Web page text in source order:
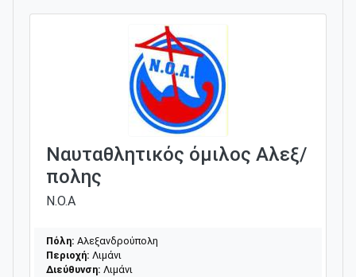
Ναυταθλητικός όμιλος Αλεξ/
πολης
Ν.Ο.Α
Πόλη: Αλεξανδρούπολη
Περιοχή: Λιμάνι
Διεύθυνση: Λιμάνι